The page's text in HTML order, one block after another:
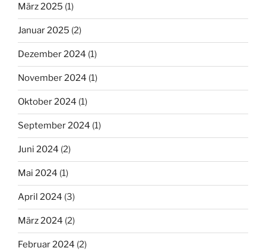
März 2025 (1)
Januar 2025 (2)
Dezember 2024 (1)
November 2024 (1)
Oktober 2024 (1)
September 2024 (1)
Juni 2024 (2)
Mai 2024 (1)
April 2024 (3)
März 2024 (2)
Februar 2024 (2)